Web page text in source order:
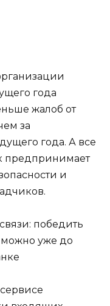
года
жалоб от
за
года. А все
предпринимает
и